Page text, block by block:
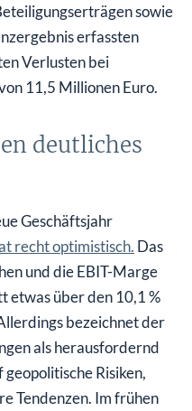
sowie
erfassten
Verlusten bei
11,5 Millionen Euro.
deutliches
Geschäftsjahr
recht optimistisch. Das
und die EBIT-Marge
etwas über den 10,1 %
bezeichnet der
als herausfordernd
Risiken,
Tendenzen. Im frühen